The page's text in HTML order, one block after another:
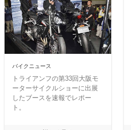
バイクニュース
トライアンフの第33回大阪モ
ーターサイクルショーに出展
したブースを速報でレポー
ト。